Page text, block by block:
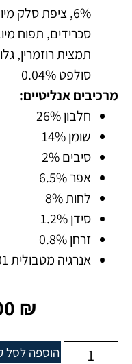
6%, ציפת סלק
סכרידים, תפוח
סולפט 0.04%
מרכיבים אנליטיים:
חלבון 26%
שומן 14%
סיבים 2%
אפר 6.5%
לחות 8%
סידן 1.2%
זרחן 0.8%
אנרגיה מטבולית 3701 קק"ל / ק"ג
₪
הוספה לסל